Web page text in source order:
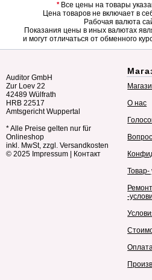
*Все цены на товары
Цена товаров не включает в
Рабочая валюта
Показания цены в иных валютах
и могут отличаться от обменного
Auditor GmbH
Zur Loev 22
42489 Wülfrath
HRB 22517
Amtsgericht Wuppertal
* Alle Preise gelten nur für
Onlineshop
inkl. MwSt, zzgl. Versandkosten
© 2025 Impressum Контакт
О нас
Товар-
-